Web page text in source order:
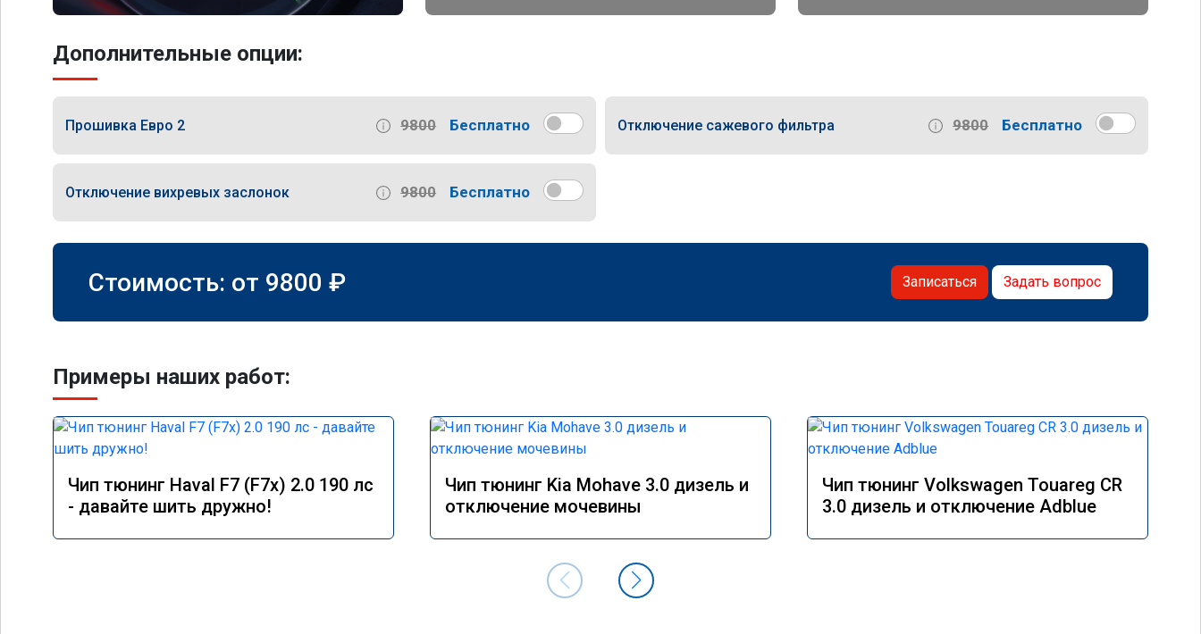
Дополнительные опции:
Прошивка Евро 2 9800 Бесплатно Отключение сажевого фильтра 9800 Бесплатно
Отключение вихревых заслонок 9800 Бесплатно
Стоимость: от 9800 ₽ Записаться Задать вопрос
Примеры наших работ:
Чип тюнинг Haval F7 (F7x) 2.0 190 лс
- давайте шить дружно!
Чип тюнинг Kia Mohave 3.0 дизель и
отключение мочевины
Чип тюнинг Volkswagen Touareg CR
3.0 дизель и отключение Adblue